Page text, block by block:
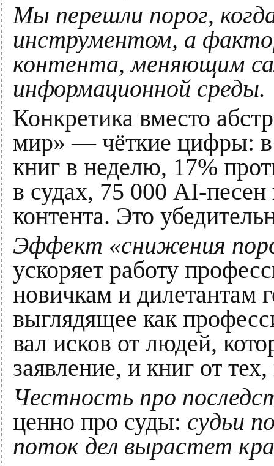
Мы перешли порог,
инструментом, а
контента, меняющим
информационной среды.
Конкретика вместо
мир» — чёткие цифры: в
книг в неделю, 17%
в судах, 75 000 AI-песен
контента. Это
Эффект «снижения
ускоряет работу
новичкам и дилетантам
выглядящее как
вал исков от людей,
заявление, и книг от
Честность про
ценно про суды: судьи
поток дел вырастет